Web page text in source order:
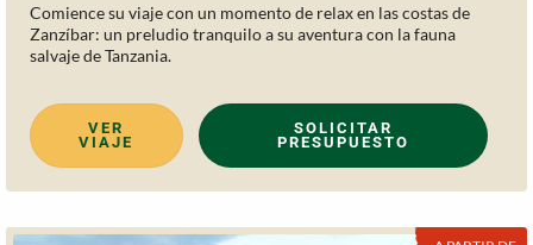
Comience su viaje con un momento de relax en las costas de
Zanzíbar: un preludio tranquilo a su aventura con la fauna
salvaje de Tanzania.
VER
VIAJE
SOLICITAR
PRESUPUESTO